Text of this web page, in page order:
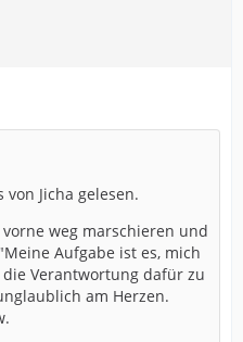
Jicha gelesen.
weg marschieren und
Aufgabe ist es, mich
Verantwortung dafür zu
am Herzen.